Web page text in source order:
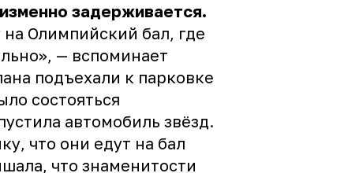
задерживается.
Олимпийский бал, где
— вспоминает
подъехали к парковке
состояться
автомобиль звёзд.
что они едут на бал
что знаменитости